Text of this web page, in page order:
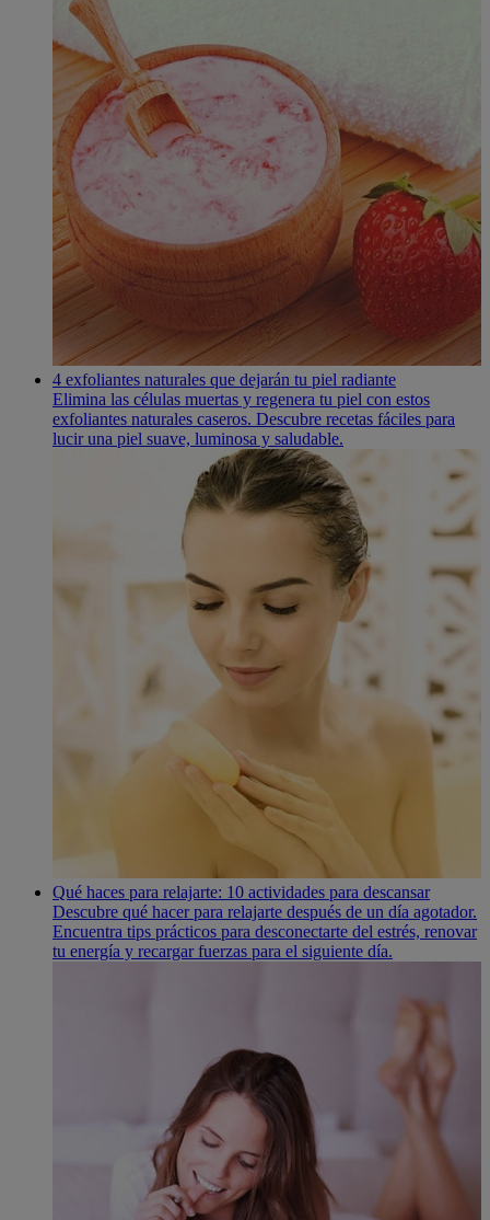
4 exfoliantes naturales que dejarán tu piel radiante
Elimina las células muertas y regenera tu piel con estos
exfoliantes naturales caseros. Descubre recetas fáciles para
lucir una piel suave, luminosa y saludable.
Qué haces para relajarte: 10 actividades para descansar
Descubre qué hacer para relajarte después de un día agotador.
Encuentra tips prácticos para desconectarte del estrés, renovar
tu energía y recargar fuerzas para el siguiente día.